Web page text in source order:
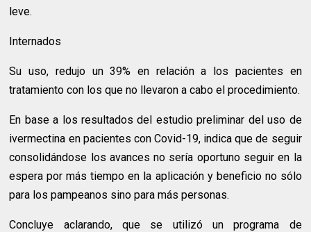
leve.
Internados
Su uso, redujo un 39% en relación a los pacientes en
tratamiento con los que no llevaron a cabo el procedimiento.
En base a los resultados del estudio preliminar del uso de
ivermectina en pacientes con Covid-19, indica que de seguir
consolidándose los avances no sería oportuno seguir en la
espera por más tiempo en la aplicación y beneficio no sólo
para los pampeanos sino para más personas.
Concluye aclarando, que se utilizó un programa de